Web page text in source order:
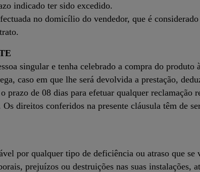
indicado ter sido excedido.
no domicílio do vendedor, que é
singular e tenha celebrado a compra do
caso em que lhe será devolvida a prestação,
prazo de 08 dias para efetuar qualquer reclamação
direitos conferidos na presente cláusula têm de
por qualquer tipo de deficiência ou atraso que
prejuízos ou destruições nas suas instalações,